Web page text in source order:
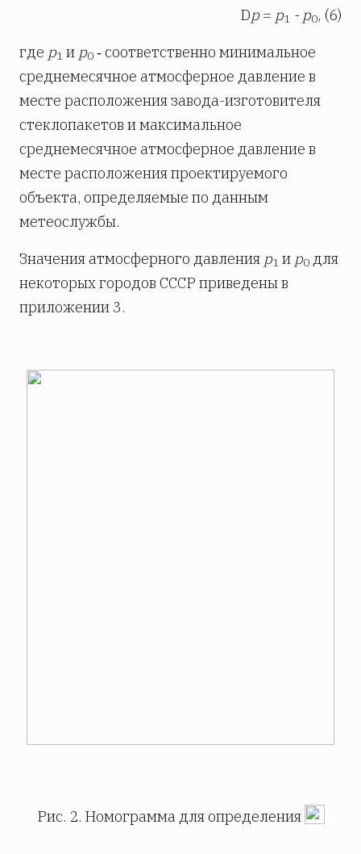
Dр= р1 - р0, (6)
где р1 и р0 ‑ соответственно минимальное
среднемесячное атмосферное давление в
месте расположения завода-изготовителя
стеклопакетов и максимальное
среднемесячное атмосферное давление в
месте расположения проектируемого
объекта, определяемые по данным
метеослужбы.
Значения атмосферного давления р1 и р0 для
некоторых городов СССР приведены в
приложении 3.
Рис. 2. Номограмма для определения